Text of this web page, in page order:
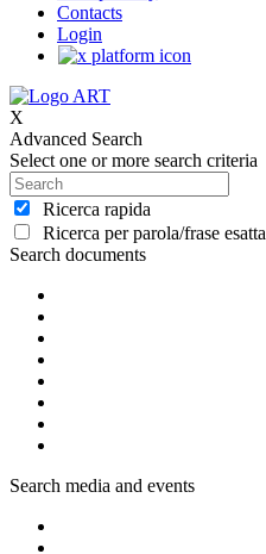
Contacts
Login
X
Advanced Search
Select one or more search criteria
Ricerca rapida
Ricerca per parola/frase esatta
Search documents
Search media and events